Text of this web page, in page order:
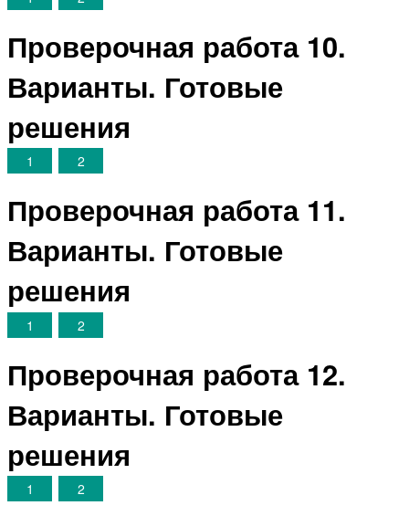
Проверочная работа 10.
Варианты. Готовые
решения
1 2
Проверочная работа 11.
Варианты. Готовые
решения
1 2
Проверочная работа 12.
Варианты. Готовые
решения
1 2